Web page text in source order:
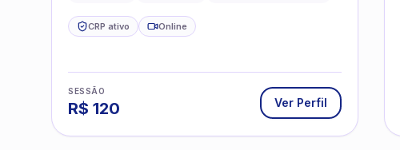
CRP ativo Online
SESSÃO
R$ 120 Ver Perfil